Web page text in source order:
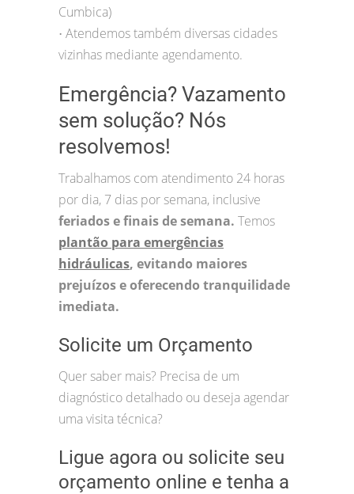
Cumbica)
• Atendemos também diversas cidades
vizinhas mediante agendamento.
Emergência? Vazamento
sem solução? Nós
resolvemos!
Trabalhamos com atendimento 24 horas
por dia, 7 dias por semana, inclusive
feriados e finais de semana. Temos
plantão para emergências
hidráulicas, evitando maiores
prejuízos e oferecendo tranquilidade
imediata.
Solicite um Orçamento
Quer saber mais? Precisa de um
diagnóstico detalhado ou deseja agendar
uma visita técnica?
Ligue agora ou solicite seu
orçamento online e tenha a